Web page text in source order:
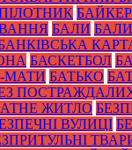
БАЙКЕР
БАЛИ
БАСКЕТБОЛ
МАТИ БАТЬКО
ЖИТЛО
ВУЛИЦІ